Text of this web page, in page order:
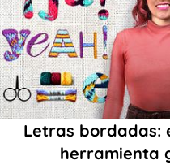
Letras bordadas:
herramienta